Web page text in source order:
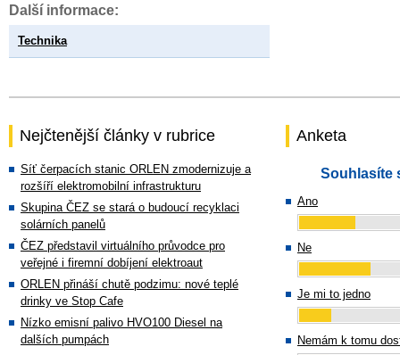
Další informace:
Technika
Nejčtenější články v rubrice
Síť čerpacích stanic ORLEN zmodernizuje a
rozšíří elektromobilní infrastrukturu
Skupina ČEZ se stará o budoucí recyklaci
solárních panelů
ČEZ představil virtuálního průvodce pro
veřejné i firemní dobíjení elektroaut
ORLEN přináší chutě podzimu: nové teplé
drinky ve Stop Cafe
Nízko emisní palivo HVO100 Diesel na
dalších pumpách
Anketa
Souhlasíte
Ano
Ne
Je mi to jedno
Nemám k tomu